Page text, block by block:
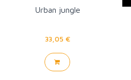
Urban jungle
33,05 €